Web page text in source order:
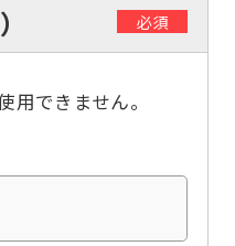
必須
用できません。